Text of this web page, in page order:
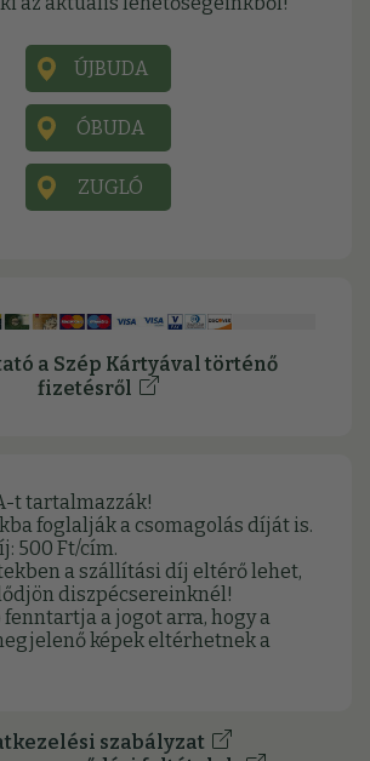
ÚJBUDA
ÓBUDA
ZUGLÓ
a Szép Kártyával történő
fizetésről
t tartalmazzák!
foglalják a csomagolás díját is.
500 Ft/cím.
a szállítási díj eltérő lehet,
diszpécsereinknél!
a jogot arra, hogy a
képek eltérhetnek a
szabályzat